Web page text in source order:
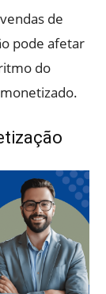
de
pode afetar
do